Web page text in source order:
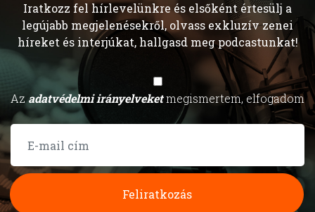
Iratkozz fel hírlevelünkre és elsőként értesülj a
legújabb megjelenésekről, olvass exkluzív zenei
híreket és interjúkat, hallgasd meg podcastunkat!
Azadatvédelmi irányelveketmegismertem, elfogadom
Feliratkozás